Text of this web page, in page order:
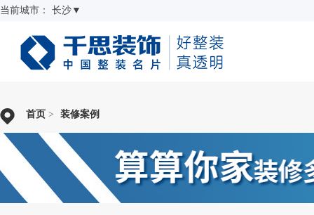
当前城市： 长沙 ▼
首页 > 装修案例